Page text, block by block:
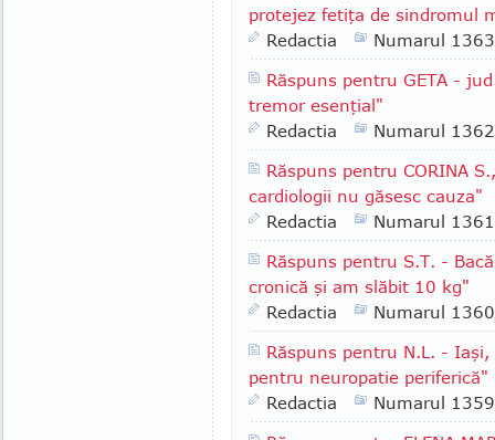
protejez fetiţa de sindromul
Redactia
Numarul 1363
Răspuns pentru GETA -
tremor esenţial"
Redactia
Numarul 1362
Răspuns pentru CORINA
cardiologii nu găsesc cauza"
Redactia
Numarul 1361
Răspuns pentru S.T. -
cronică şi am slăbit 10 kg"
Redactia
Numarul 1360
Răspuns pentru N.L. -
pentru neuropatie periferică"
Redactia
Numarul 1359